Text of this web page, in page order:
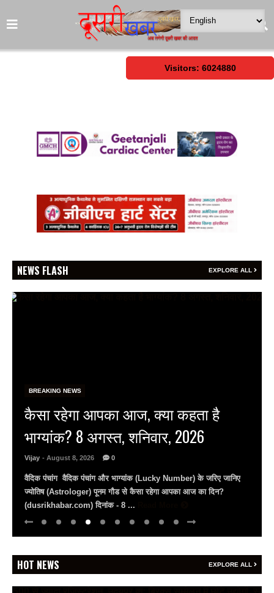
Visitors: 6024880
NEWS FLASH EXPLORE ALL
राष्ट्रीय हथकरघा दिवस पर जयपुर के
जेकेके में राज्य स्तरीय समारोह, बुनकर
राज्यस्तरीय पुरस्कार से सम्मानित…
Vijay - August 8, 2026 0
राष्ट्रीय हथकरघा दिवस: जेकेके में दिखी बुनकरों की प्रतिभा मंत्री राज्यवर्धन
राठौड़ बोले– भारतीय हथकरघा को पीएम मोदी ने दिलाई वैश्विक पहचान युवाओं से
अपील, ... Read More
HOT NEWS EXPLORE ALL